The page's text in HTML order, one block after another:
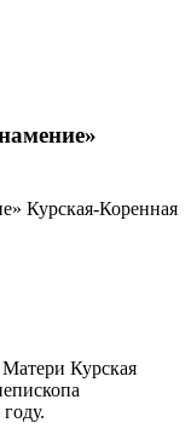
Курская